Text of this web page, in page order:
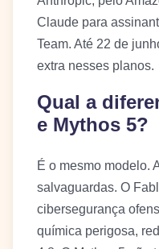
Claude para
Team. Até 22 de
extra nesses planos.
Qual a
e Mythos 5?
É o mesmo modelo.
salvaguardas. O
cibersegurança
química perigosa,